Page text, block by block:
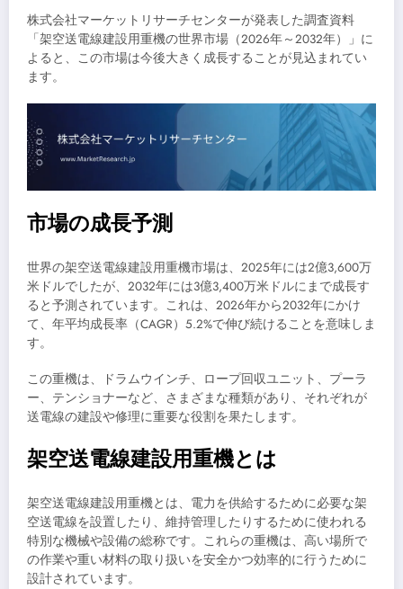
株式会社マーケットリサーチセンターが発表した調査資料
「架空送電線建設用重機の世界市場（2026年～2032年）」に
よると、この市場は今後大きく成長することが見込まれてい
ます。
市場の成長予測
世界の架空送電線建設用重機市場は、2025年には2億3,600万
米ドルでしたが、2032年には3億3,400万米ドルにまで成長す
ると予測されています。これは、2026年から2032年にかけ
て、年平均成長率（CAGR）5.2%で伸び続けることを意味しま
す。
この重機は、ドラムウインチ、ロープ回収ユニット、プーラ
ー、テンショナーなど、さまざまな種類があり、それぞれが
送電線の建設や修理に重要な役割を果たします。
架空送電線建設用重機とは
架空送電線建設用重機とは、電力を供給するために必要な架
空送電線を設置したり、維持管理したりするために使われる
特別な機械や設備の総称です。これらの重機は、高い場所で
の作業や重い材料の取り扱いを安全かつ効率的に行うために
設計されています。